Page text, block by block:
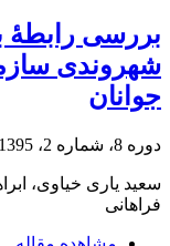
بررسی رابطۀ
شهروندی
جوانان
دوره 8، شماره 2، 1395، صفحه
سعید یاری خیاوی،
فراهانی